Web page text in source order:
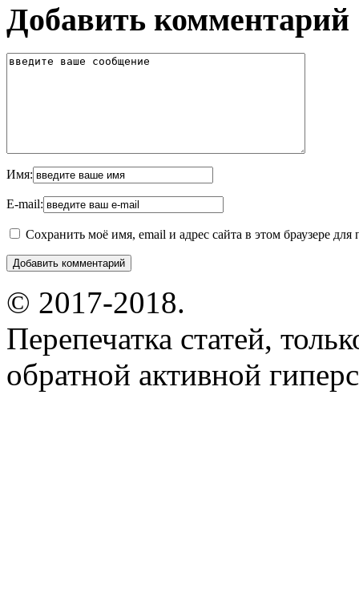
Добавить комментарий
Имя:
E-mail:
Сохранить моё имя, email и адрес сайта в этом браузере
© 2017-2018.
Перепечатка статей,
обратной активной